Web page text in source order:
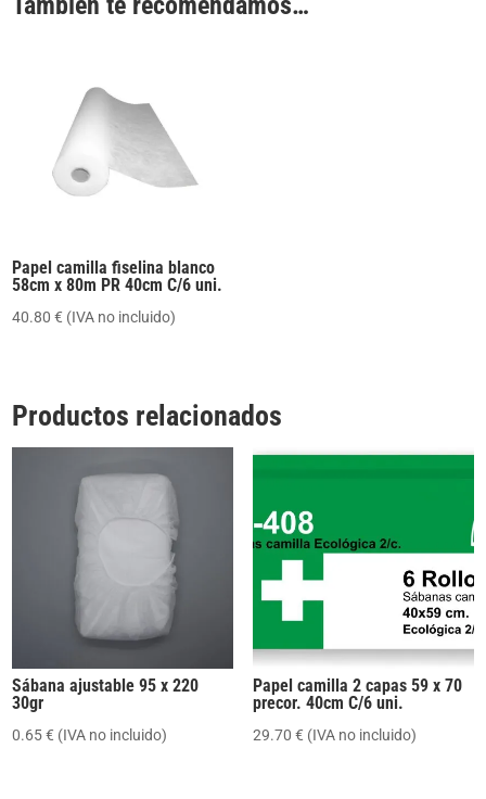
Papel camilla fiselina blanco
58cm x 80m PR 40cm C/6 uni.
40.80€ (IVA no incluido)
Productos relacionados
Sábana ajustable 95 x 220
30gr
0.65€ (IVA no incluido)
Papel camilla 2 capas 59 x 70
precor. 40cm C/6 uni.
29.70 € (IVA no incluido)